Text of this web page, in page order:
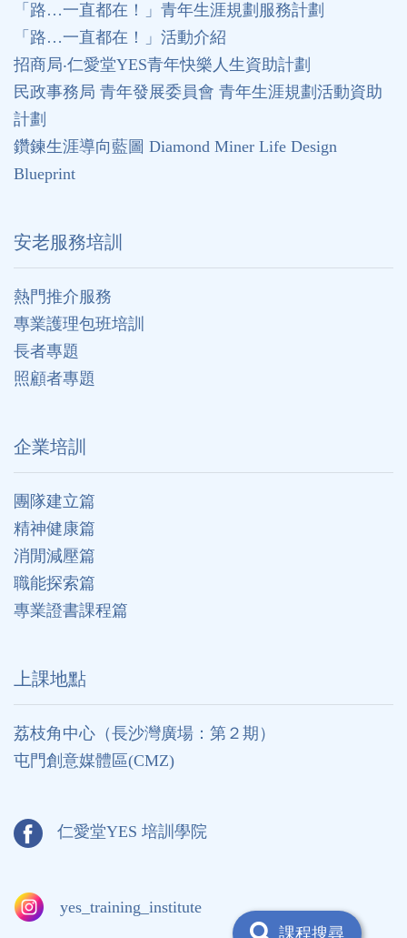
課程搜尋
「路…一直都在！」青年生涯規劃服務計劃
「路…一直都在！」活動介紹
招商局‧仁愛堂YES青年快樂人生資助計劃
民政事務局 青年發展委員會 青年生涯規劃活動資助
計劃
鑽鍊生涯導向藍圖 Diamond Miner Life Design
Blueprint
安老服務培訓
熱門推介服務
專業護理包班培訓
長者專題
照顧者專題
企業培訓
團隊建立篇
精神健康篇
消閒減壓篇
職能探索篇
專業證書課程篇
上課地點
荔枝角中心（長沙灣廣場：第２期）
屯門創意媒體區(CMZ)
仁愛堂YES 培訓學院
yes_training_institute